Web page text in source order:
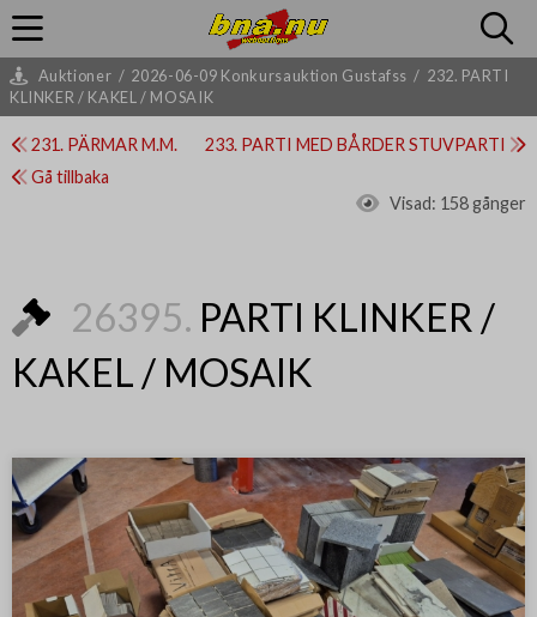
Auktioner / 2026-06-09 Konkursauktion Gustafss / 232. PARTI
KLINKER / KAKEL / MOSAIK
231. PÄRMAR M.M.
233. PARTI MED BÅRDER STUVPARTI
Gå tillbaka
Visad: 158 gånger
26395. PARTI KLINKER /
KAKEL / MOSAIK